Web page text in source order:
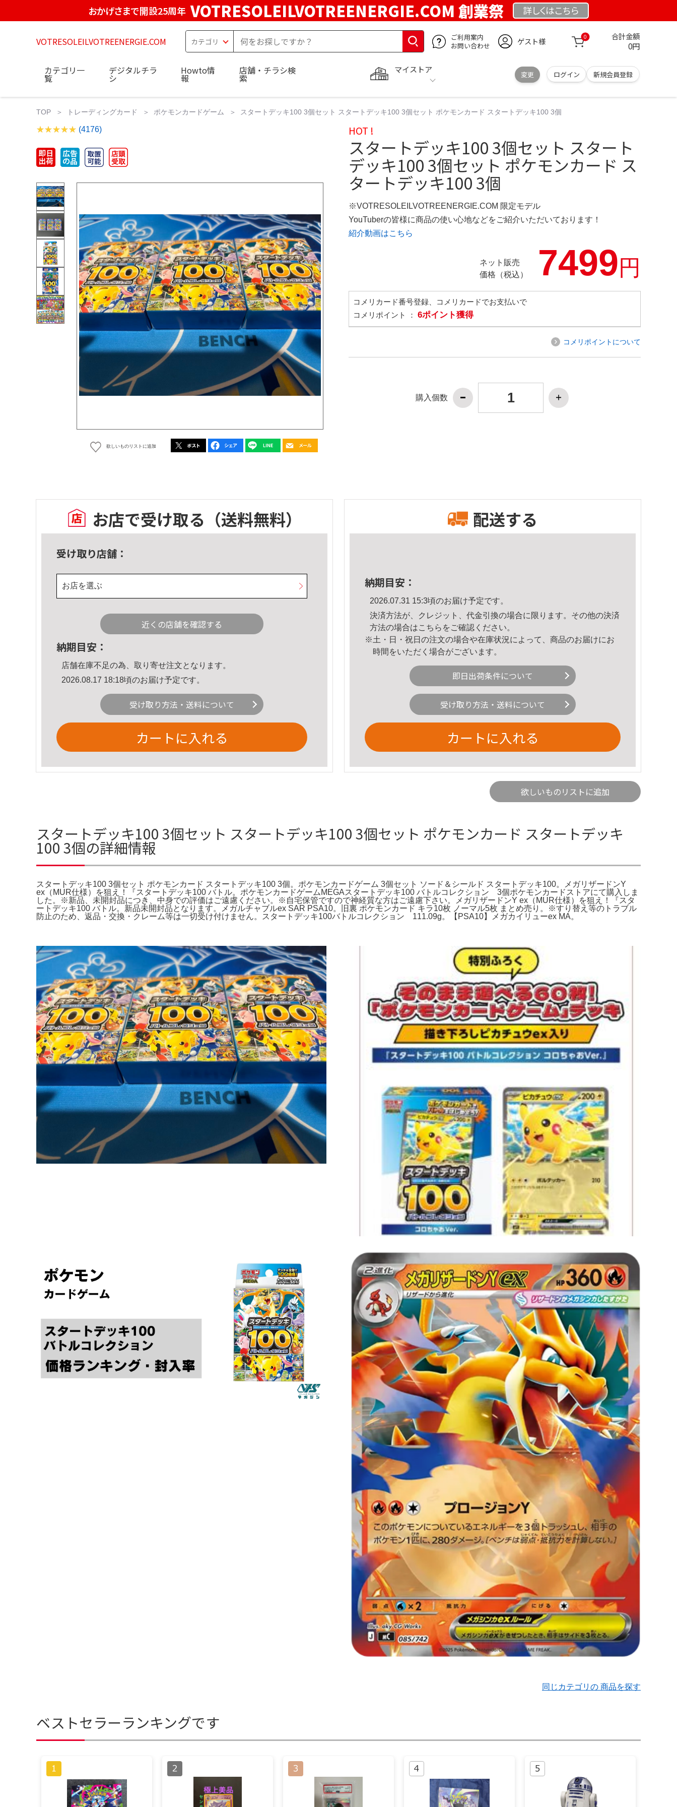
おかげさまで開設25周年 VOTRESOLEILVOTREENERGIE.COM 創業祭 詳しくはこちら
VOTRESOLEILVOTREENERGIE.COM
ご利用案内
お問い合わせ
ゲスト様 0 合計金額
0円
マイストア
変更 ログイン 新規会員登録
カテゴリ一
覧
デジタルチラ
シ
Howto情
報
店舗・チラシ検
索
TOP トレーディングカード ポケモンカードゲーム スタートデッキ100 3個セット スタートデッキ100 3個セット ポケモンカード スタートデッキ100 3個
(4176)
欲しいものリストに追加
HOT !
スタートデッキ100 3個セット スタート
デッキ100 3個セット ポケモンカード ス
タートデッキ100 3個
※VOTRESOLEILVOTREENERGIE.COM 限定モデル
YouTuberの皆様に商品の使い心地などをご紹介いただいております！
紹介動画はこちら
ネット販売
価格（税込）
7499円
コメリカード番号登録、コメリカードでお支払いで
コメリポイント ： 6ポイント獲得
コメリポイントについて
購入個数
お店で受け取る （送料無料）
受け取り店舗：
お店を選ぶ
近くの店舗を確認する
納期目安：
店舗在庫不足の為、取り寄せ注文となります。
2026.08.17 18:18頃のお届け予定です。
受け取り方法・送料について
カートに入れる
配送する
納期目安：
2026.07.31 15:3頃のお届け予定です。
決済方法が、クレジット、代金引換の場合に限ります。その他の決済
方法の場合はこちら をご確認ください。
※土・日・祝日の注文の場合や在庫状況によって、商品のお届けにお
時間をいただく場合がございます。
即日出荷条件について
受け取り方法・送料について
カートに入れる
欲しいものリストに追加
スタートデッキ100 3個セット スタートデッキ100 3個セット ポケモンカード スタートデッキ
100 3個の詳細情報
スタートデッキ100 3個セット ポケモンカード スタートデッキ100 3個。ポケモンカードゲーム 3個セット ソード＆シールド スタートデッキ100。メガリザードンY
ex（MUR仕様）を狙え！『スタートデッキ100 バトル。ポケモンカードゲームMEGAスタートデッキ100 バトルコレクション 3個ポケモンカードストアにて購入しま
した。※新品、未開封品につき、中身での評価はご遠慮ください。※自宅保管ですので神経質な方はご遠慮下さい。メガリザードンY ex（MUR仕様）を狙え！『スタ
ートデッキ100 バトル。新品未開封品となります。メガルチャブルex SAR PSA10。旧裏 ポケモンカード キラ10枚 ノーマル5枚 まとめ売り。※すり替え等のトラブル
防止のため、返品・交換・クレーム等は一切受け付けません。スタートデッキ100バトルコレクション 111.09g。【PSA10】メガカイリューex MA。
同じカテゴリの 商品を探す
ベストセラーランキングです